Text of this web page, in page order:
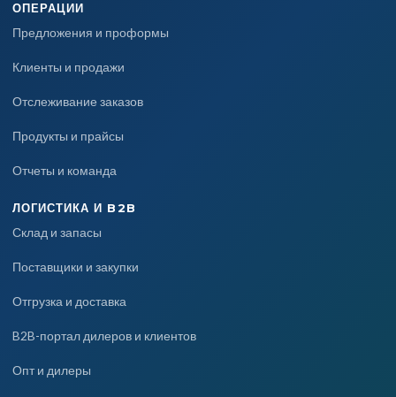
ОПЕРАЦИИ
Предложения и проформы
Клиенты и продажи
Отслеживание заказов
Продукты и прайсы
Отчеты и команда
ЛОГИСТИКА И B2B
Склад и запасы
Поставщики и закупки
Отгрузка и доставка
B2B-портал дилеров и клиентов
Опт и дилеры